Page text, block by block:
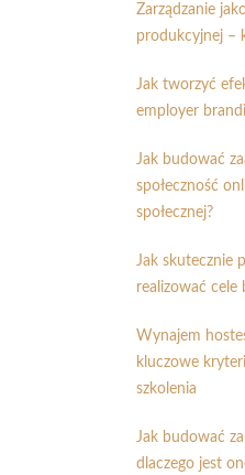
Zarządzanie
produkcyjnej –
Jak tworzyć
employer
Jak budować
społeczność
społecznej?
Jak skutecznie
realizować cele
Wynajem
kluczowe
szkolenia
Jak budować
dlaczego jest